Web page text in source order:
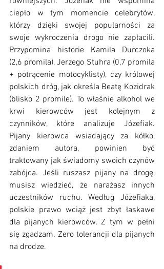
ciepło w tym momencie celebrytów,
którzy dzięki swojej popularności za
swoje wykroczenia drogo nie zapłacili.
Przypomina historie Kamila Durczoka
(2,6 promila), Jerzego Stuhra (0,7 promila
+ potrącenie motocyklisty), czy królowej
polskich dróg, jak określa Beatę Kozidrak
(blisko 2 promile). To właśnie alkohol we
krwi kierowców jest kolejnym z
czynników, które analizuje Józefiak.
Pijany kierowca wsiadający za kółko,
zdaniem autora, powinien być
traktowany jak świadomy swoich czynów
zabójca. Jeśli ruszasz pijany na drogę,
musisz wiedzieć, że narażasz innych
uczestników ruchu. Według Józefiaka,
polskie prawo wciąż jest zbyt łaskawe
dla pijanych kierowców. Z tym w pełni
się zgadzam. Zero tolerancji dla pijanych
na drodze.